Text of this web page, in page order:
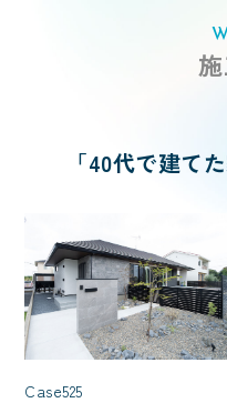
「40代で建て
Case525
価格帯
2,000万円台